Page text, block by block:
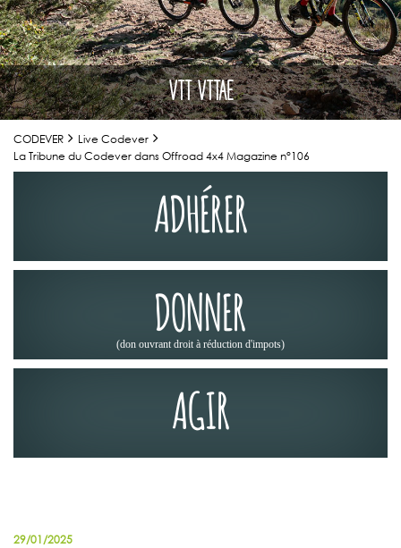
VTT VTTAE
CODEVER
Live Codever
La Tribune du Codever dans Offroad 4x4 Magazine n°106
ADHÉRER
DONNER
(don ouvrant droit à réduction d'impots)
AGIR
29/01/2025